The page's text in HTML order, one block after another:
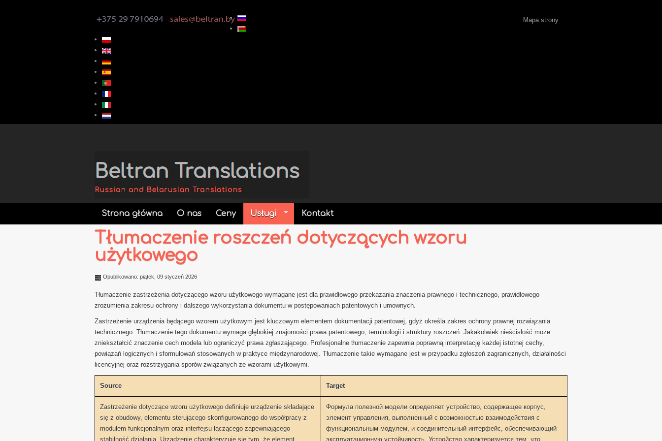
Mapa strony
Strona główna O nas Ceny Usługi Kontakt
Tłumaczenie roszczeń dotyczących wzoru
użytkowego
Opublikowano: piątek, 09 styczeń 2026
Tłumaczenie zastrzeżenia dotyczącego wzoru użytkowego wymagane jest dla prawidłowego przekazania znaczenia prawnego i technicznego, prawidłowego
zrozumienia zakresu ochrony i dalszego wykorzystania dokumentu w postępowaniach patentowych i umownych.
Zastrzeżenie urządzenia będącego wzorem użytkowym jest kluczowym elementem dokumentacji patentowej, gdyż określa zakres ochrony prawnej rozwiązania
technicznego. Tłumaczenie tego dokumentu wymaga głębokiej znajomości prawa patentowego, terminologii i struktury roszczeń. Jakakolwiek nieścisłość może
zniekształcić znaczenie cech modela lub ograniczyć prawa zgłaszającego. Profesjonalne tłumaczenie zapewnia poprawną interpretację każdej istotnej cechy,
powiązań logicznych i sformułowań stosowanych w praktyce międzynarodowej. Tłumaczenie takie wymagane jest w przypadku zgłoszeń zagranicznych, działalności
licencyjnej oraz rozstrzygania sporów związanych ze wzorami użytkowymi.
Source Target
Zastrzeżenie dotyczące wzoru użytkowego definiuje urządzenie składające
się z obudowy, elementu sterującego skonfigurowanego do współpracy z
modułem funkcjonalnym oraz interfejsu łączącego zapewniającego
stabilność działania. Urządzenie charakteryzuje się tym, że element
Формула полезной модели определяет устройство, содержащее корпус,
элемент управления, выполненный с возможностью взаимодействия с
функциональным модулем, и соединительный интерфейс, обеспечивающий
эксплуатационную устойчивость. Устройство характеризуется тем, что